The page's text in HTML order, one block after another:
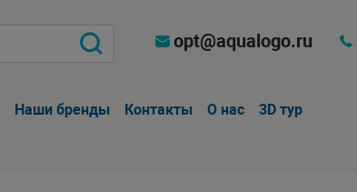
opt@aqualogo.ru
Наши бренды Контакты О нас 3D тур